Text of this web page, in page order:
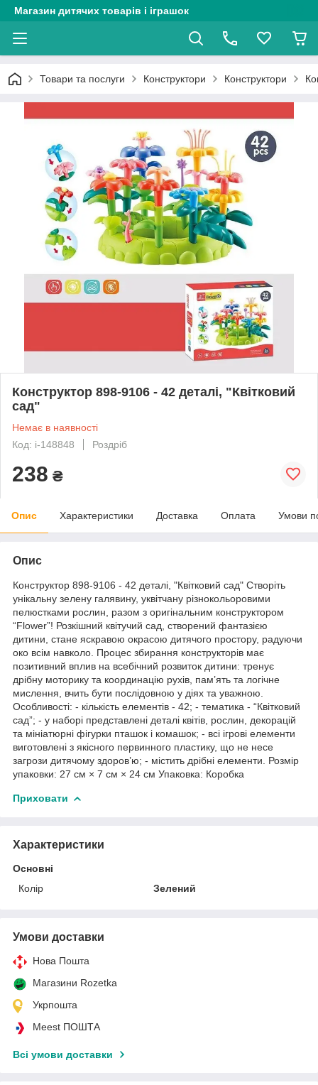
Магазин дитячих товарів і іграшок
Товари та послуги Конструктори Конструктори
Конструктор 898-9106 - 42 деталі, "Квітковий
сад"
Немає в наявності
Код: i-148848
Роздріб
238 ₴
Опис Характеристики Доставка Оплата Умови
Опис
Конструктор 898-9106 - 42 деталі, "Квітковий сад" Створіть
унікальну зелену галявину, уквітчану різнокольоровими
пелюстками рослин, разом з оригінальним конструктором
“Flower”! Розкішний квітучий сад, створений фантазією
дитини, стане яскравою окрасою дитячого простору, радуючи
око всім навколо. Процес збирання конструкторів має
позитивний вплив на всебічний розвиток дитини: тренує
дрібну моторику та координацію рухів, пам’ять та логічне
мислення, вчить бути послідовною у діях та уважною.
Особливості: - кількість елементів - 42; - тематика - “Квітковий
сад”; - у наборі представлені деталі квітів, рослин, декорацій
та мініатюрні фігурки пташок і комашок; - всі ігрові елементи
виготовлені з якісного первинного пластику, що не несе
загрози дитячому здоров’ю; - містить дрібні елементи. Розмір
упаковки: 27 см × 7 см × 24 см Упаковка: Коробка
Приховати
Характеристики
Основні
Колір
Зелений
Умови доставки
Нова Пошта
Магазини Rozetka
Укрпошта
Meest ПОШТА
Всі умови доставки